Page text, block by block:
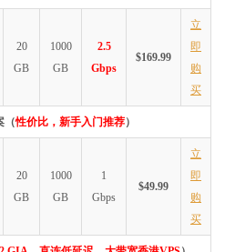
20
GB
1000
GB
2.5
Gbps
$169.99
立
即
购
买
（性价比，新手入门推荐）
20
GB
1000
GB
1
Gbps
$49.99
立
即
购
买